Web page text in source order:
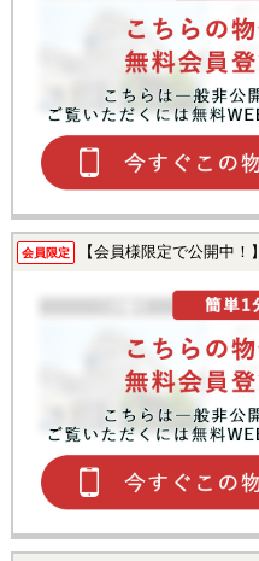
会員限定 【会員様限定で公開中！】